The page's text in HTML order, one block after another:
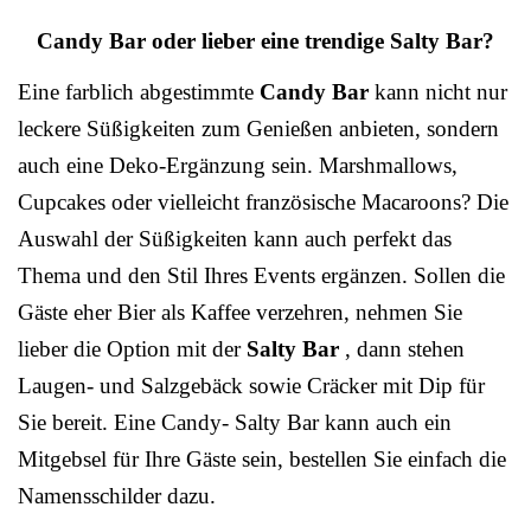
Candy Bar oder lieber eine trendige Salty Bar?
Eine farblich abgestimmte Candy Bar kann nicht nur
leckere Süßigkeiten zum Genießen anbieten, sondern
auch eine Deko-Ergänzung sein. Marshmallows,
Cupcakes oder vielleicht französische Macaroons? Die
Auswahl der Süßigkeiten kann auch perfekt das
Thema und den Stil Ihres Events ergänzen. Sollen die
Gäste eher Bier als Kaffee verzehren, nehmen Sie
lieber die Option mit derSalty Bar , dann stehen
Laugen- und Salzgebäck sowie Cräcker mit Dip für
Sie bereit. Eine Candy- Salty Bar kann auch ein
Mitgebsel für Ihre Gäste sein, bestellen Sie einfach die
Namensschilder dazu.